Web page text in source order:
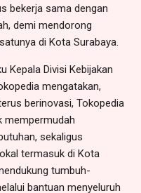
bekerja sama dengan
demi mendorong
di Kota Surabaya.
Kepala Divisi Kebijakan
mengatakan,
berinovasi, Tokopedia
mempermudah
sekaligus
termasuk di Kota
tumbuh-
bantuan menyeluruh